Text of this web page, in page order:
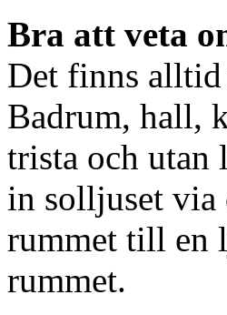
Bra att veta
Det finns alltid
Badrum, hall,
trista och utan
in solljuset
rummet till en
rummet.